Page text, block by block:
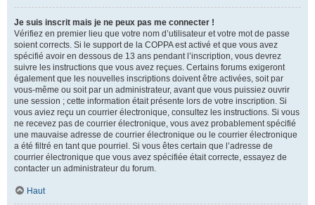
Je suis inscrit mais je ne peux pas me connecter !
Vérifiez en premier lieu que votre nom d’utilisateur et votre mot de passe
soient corrects. Si le support de la COPPA est activé et que vous avez
spécifié avoir en dessous de 13 ans pendant l’inscription, vous devrez
suivre les instructions que vous avez reçues. Certains forums exigeront
également que les nouvelles inscriptions doivent être activées, soit par
vous-même ou soit par un administrateur, avant que vous puissiez ouvrir
une session ; cette information était présente lors de votre inscription. Si
vous aviez reçu un courrier électronique, consultez les instructions. Si vous
ne recevez pas de courrier électronique, vous avez probablement spécifié
une mauvaise adresse de courrier électronique ou le courrier électronique
a été filtré en tant que pourriel. Si vous êtes certain que l’adresse de
courrier électronique que vous avez spécifiée était correcte, essayez de
contacter un administrateur du forum.
Haut